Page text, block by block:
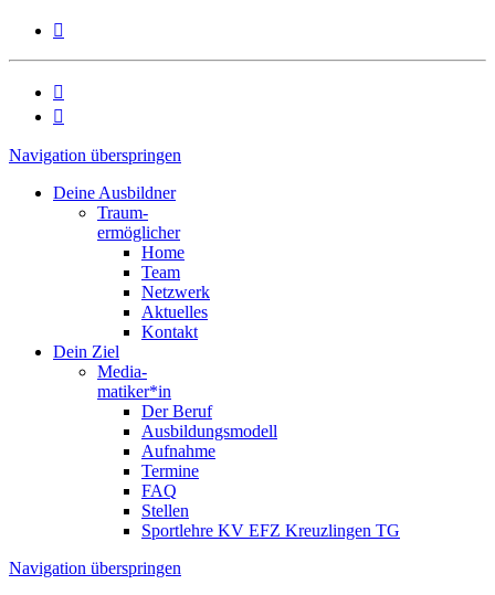



Navigation überspringen
Deine Ausbildner
Traum-
ermöglicher
Home
Team
Netzwerk
Aktuelles
Kontakt
Dein Ziel
Media-
matiker*in
Der Beruf
Ausbildungsmodell
Aufnahme
Termine
FAQ
Stellen
Sportlehre KV EFZ Kreuzlingen TG
Navigation überspringen